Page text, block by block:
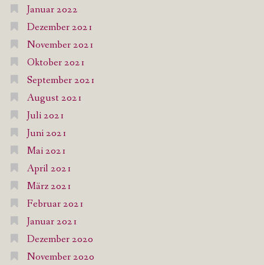
Januar 2022
Dezember 2021
November 2021
Oktober 2021
September 2021
August 2021
Juli 2021
Juni 2021
Mai 2021
April 2021
März 2021
Februar 2021
Januar 2021
Dezember 2020
November 2020